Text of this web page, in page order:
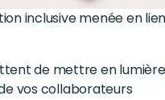
inclusive menée en
de mettre en
vos collaborateurs